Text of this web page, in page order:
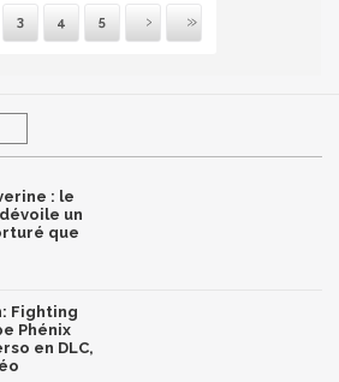
3 4 5
Dernière
: le
un
que
Fighting
Phénix
en DLC,